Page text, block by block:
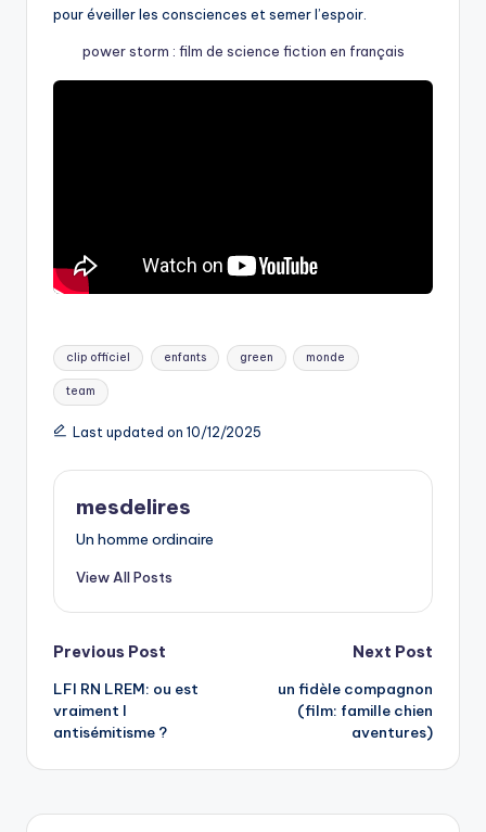
pour éveiller les consciences et semer l’espoir.
power storm : film de science fiction en français
Tags:
clip officiel enfants green monde
team
Last updated on 10/12/2025
mesdelires
Un homme ordinaire
View All Posts
Post
navigation
Previous Post
LFI RN LREM: ou est
vraiment l
antisémitisme ?
Next Post
un fidèle compagnon
(film: famille chien
aventures)